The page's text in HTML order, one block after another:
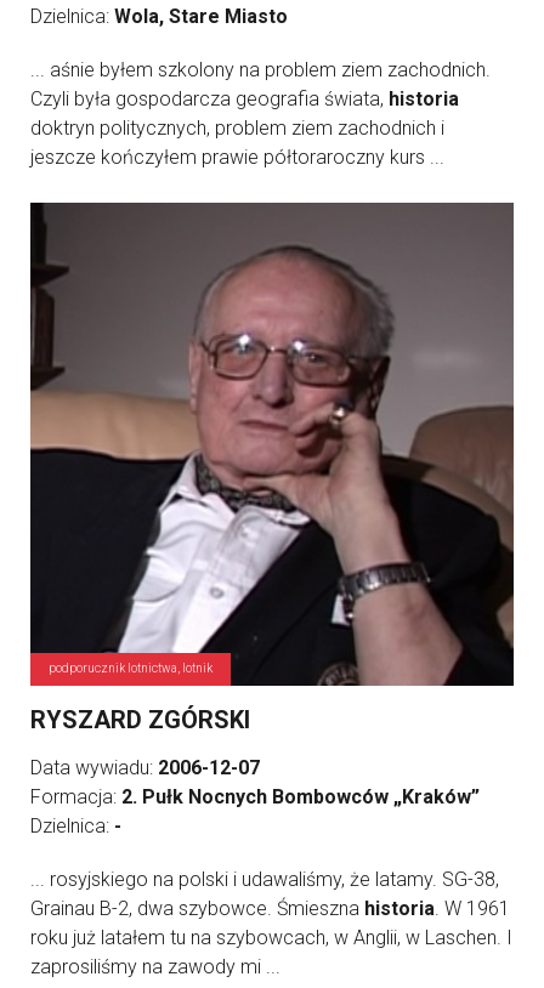
Dzielnica: Wola, Stare Miasto
... aśnie byłem szkolony na problem ziem zachodnich.
Czyli była gospodarcza geografia świata, historia
doktryn politycznych, problem ziem zachodnich i
jeszcze kończyłem prawie półtoraroczny kurs ...
podporucznik lotnictwa, lotnik
RYSZARD ZGÓRSKI
Data wywiadu: 2006-12-07
Formacja: 2. Pułk Nocnych Bombowców „Kraków”
Dzielnica: -
... rosyjskiego na polski i udawaliśmy, że latamy. SG-38,
Grainau B-2, dwa szybowce. Śmieszna historia. W 1961
roku już latałem tu na szybowcach, w Anglii, w Laschen. I
zaprosiliśmy na zawody mi ...